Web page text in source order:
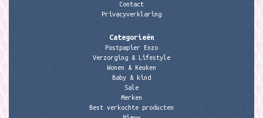
Contact
Privacyverklaring
Categorieën
Postpapier Enzo
Verzorging & Lifestyle
Wonen & Keuken
Baby & kind
Sale
Merken
Best verkochte producten